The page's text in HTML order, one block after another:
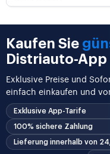
Kaufen Sie
Distriauto-App
Exklusive Preise und
einfach einkaufen und
Exklusive App-Tarife
100% sichere Zahlung
Lieferung innerhalb von